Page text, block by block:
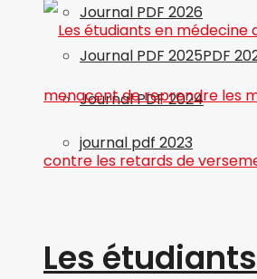
Journal PDF 2026
Journal PDF 2025PDF
Journal PDF 2024
journal pdf 2023
Les